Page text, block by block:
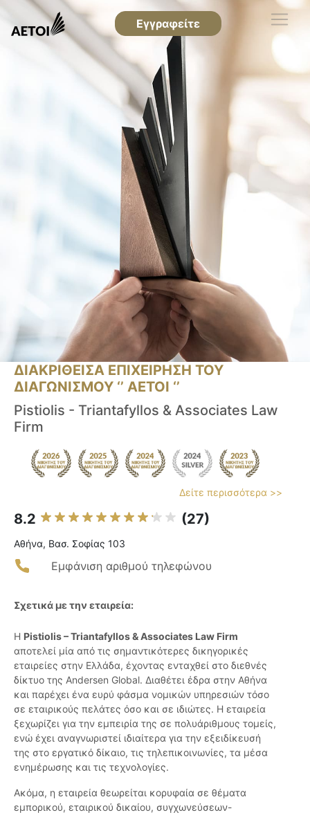
Εγγραφείτε
ΔΙΑΚΡΙΘΕΙΣΑ ΕΠΙΧΕΙΡΗΣΗ ΤΟΥ
ΔΙΑΓΩΝΙΣΜΟΥ ‘’ ΑΕΤΟΙ ‘’
Pistiolis - Triantafyllos & Associates Law
Firm
Δείτε περισσότερα >>
8.2 (27)
Αθήνα, Βασ. Σοφίας 103
Εμφάνιση αριθμού τηλεφώνου
Σχετικά με την εταιρεία:
Η Pistiolis – Triantafyllos & Associates Law Firm
αποτελεί μία από τις σημαντικότερες δικηγορικές
εταιρείες στην Ελλάδα, έχοντας ενταχθεί στο διεθνές
δίκτυο της Andersen Global. Διαθέτει έδρα στην Αθήνα
και παρέχει ένα ευρύ φάσμα νομικών υπηρεσιών τόσο
σε εταιρικούς πελάτες όσο και σε ιδιώτες. Η εταιρεία
ξεχωρίζει για την εμπειρία της σε πολυάριθμους τομείς,
ενώ έχει αναγνωριστεί ιδιαίτερα για την εξειδίκευσή
της στο εργατικό δίκαιο, τις τηλεπικοινωνίες, τα μέσα
ενημέρωσης και τις τεχνολογίες.
Ακόμα, η εταιρεία θεωρείται κορυφαία σε θέματα
εμπορικού, εταιρικού δικαίου, συγχωνεύσεων-